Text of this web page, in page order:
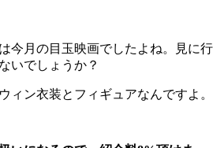
今月の目玉映画でしたよね。見に行
いでしょうか？
ィン衣装とフィギュアなんですよ。